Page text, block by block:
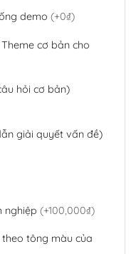
demo (+0₫)
cơ bản cho
hỏi cơ bản)
giải quyết vấn đề)
nghiệp (+100,000₫)
tông màu của